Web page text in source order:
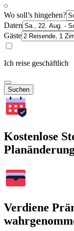
Wo soll’s hingehen?
Daten
Gäste
Ich reise geschäftlich
Suchen
Kostenlose
Verdiene